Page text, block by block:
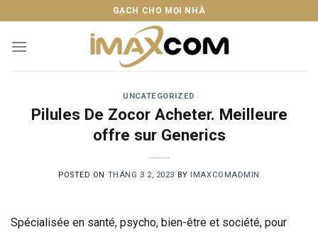
to
content
GẠCH CHO MỌI NHÀ
UNCATEGORIZED
Pilules De Zocor Acheter. Meilleure
offre sur Generics
POSTED ON THÁNG 3 2, 2023 BY IMAXCOMADMIN
Spécialisée en santé, psycho, bien-être et société, pour